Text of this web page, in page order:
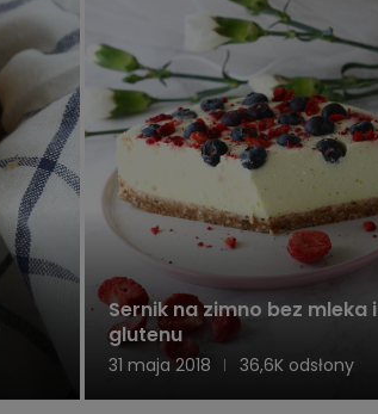
Sernik na zimno bez mleka i
glutenu
31 maja 2018 36,6K odsłony